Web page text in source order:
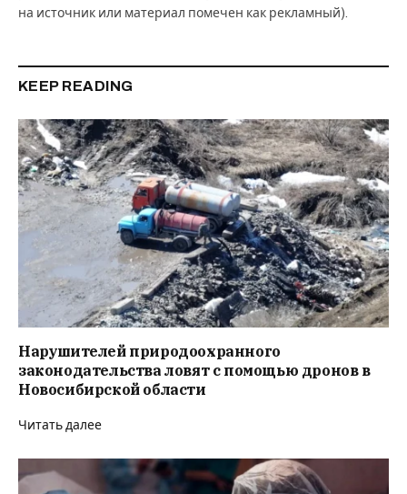
на источник или материал помечен как рекламный).
KEEP READING
Нарушителей природоохранного
законодательства ловят с помощью дронов в
Новосибирской области
Читать далее